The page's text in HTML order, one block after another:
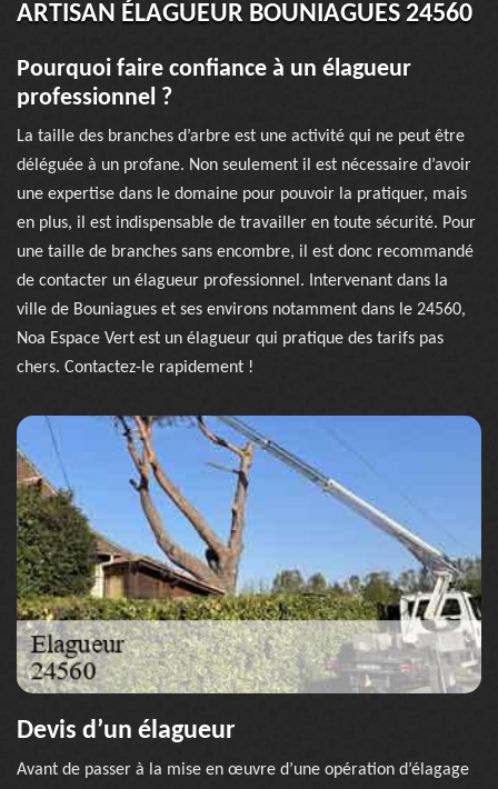
ARTISAN ÉLAGUEUR BOUNIAGUES 24560
Pourquoi faire confiance à un élagueur
professionnel ?
La taille des branches d’arbre est une activité qui ne peut être
déléguée à un profane. Non seulement il est nécessaire d’avoir
une expertise dans le domaine pour pouvoir la pratiquer, mais
en plus, il est indispensable de travailler en toute sécurité. Pour
une taille de branches sans encombre, il est donc recommandé
de contacter un élagueur professionnel. Intervenant dans la
ville de Bouniagues et ses environs notamment dans le 24560,
Noa Espace Vert est un élagueur qui pratique des tarifs pas
chers. Contactez-le rapidement !
Devis d’un élagueur
Avant de passer à la mise en œuvre d’une opération d’élagage